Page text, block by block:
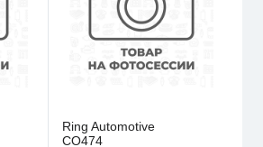
Ring Automotive
CO474